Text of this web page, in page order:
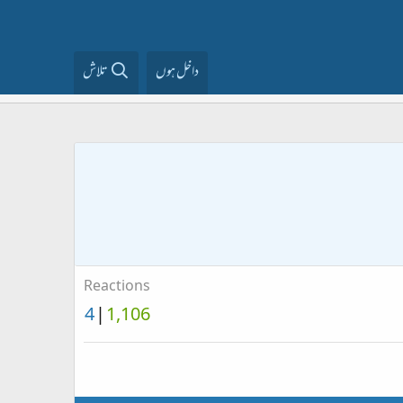
داخل ہوں تلاش
Reactions
1,106
4